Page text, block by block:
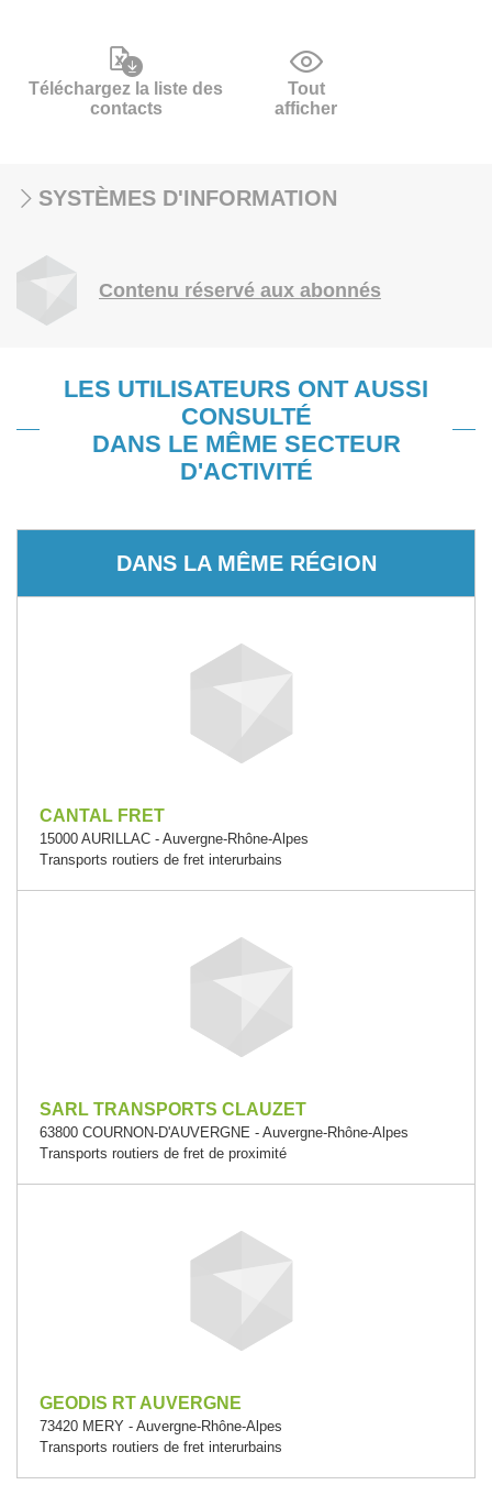
Téléchargez la liste des
contacts
Tout
afficher
SYSTÈMES D'INFORMATION
Contenu réservé aux abonnés
LES UTILISATEURS ONT AUSSI
CONSULTÉ
DANS LE MÊME SECTEUR
D'ACTIVITÉ
DANS LA MÊME RÉGION
CANTAL FRET
15000 AURILLAC - Auvergne-Rhône-Alpes
Transports routiers de fret interurbains
SARL TRANSPORTS CLAUZET
63800 COURNON-D'AUVERGNE - Auvergne-Rhône-Alpes
Transports routiers de fret de proximité
GEODIS RT AUVERGNE
73420 MERY - Auvergne-Rhône-Alpes
Transports routiers de fret interurbains